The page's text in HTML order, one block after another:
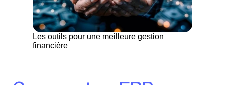
Les outils pour une meilleure gestion
financière